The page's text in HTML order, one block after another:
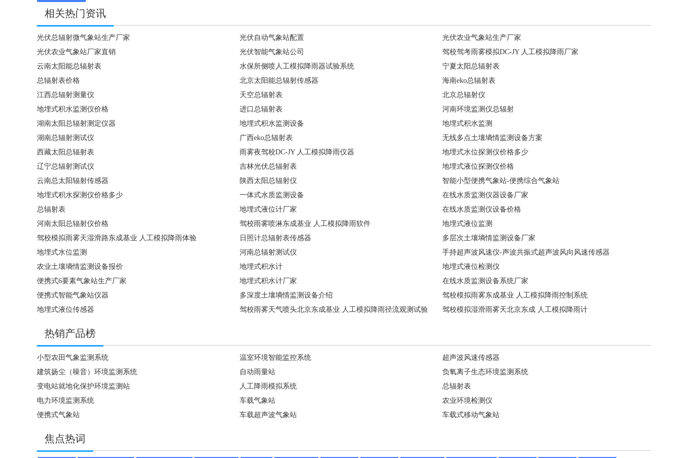
相关热门资讯
光伏总辐射微气象站生产厂家 光伏自动气象站配置
光伏农业气象站生产厂家
光伏农业气象站厂家直销
光伏智能气象站公司
驾校驾考雨雾模拟DC-JY 人工模拟降雨厂家
云南太阳能总辐射表
水保所侧喷人工模拟降雨器试验系统
宁夏太阳总辐射表
总辐射表价格
北京太阳能总辐射传感器
海南eko总辐射表
江西总辐射测量仪
天空总辐射表
北京总辐射仪
地埋式积水监测仪价格
进口总辐射表
河南环境监测仪总辐射
湖南太阳总辐射测定仪器
地埋式积水监测设备
地埋式积水监测
湖南总辐射测试仪
广西eko总辐射表
无线多点土壤墒情监测设备方案
西藏太阳总辐射表
雨雾夜驾校DC-JY 人工模拟降雨仪器
地埋式水位探测仪价格多少
辽宁总辐射测试仪
吉林光伏总辐射表
地埋式液位探测仪价格
云南总太阳辐射传感器
陕西太阳总辐射仪
智能小型便携气象站-便携综合气象站
地埋式积水探测仪价格多少
一体式水质监测设备
在线水质监测仪器设备厂家
总辐射表
地埋式液位计厂家
在线水质监测仪设备价格
河南太阳总辐射仪价格
驾校雨雾喷淋东成基业 人工模拟降雨软件
地埋式液位监测
驾校模拟雨雾天湿滑路东成基业 人工模拟降雨体验
日照计总辐射表传感器
多层次土壤墒情监测设备厂家
地埋式水位监测
河南总辐射测试仪
手持超声波风速仪-声波共振式超声波风向风速传感器
农业土壤墒情监测设备报价
地埋式积水计
地埋式液位检测仪
便携式6要素气象站生产厂家
地埋式积水计厂家
在线水质监测设备系统厂家
便携式智能气象站仪器
多深度土壤墒情监测设备介绍
驾校模拟雨雾东成基业 人工模拟降雨控制系统
地埋式液位传感器
驾校雨雾天气喷头北京东成基业 人工模拟降雨径流观测试验 驾校模拟湿滑雨雾天北京东成 人工模拟降雨计
热销产品榜
小型农田气象监测系统 温室环境智能监控系统
超声波风速传感器
建筑扬尘（噪音）环境监测系统
自动雨量站
负氧离子生态环境监测系统
变电站就地化保护环境监测站
人工降雨模拟系统
总辐射表
电力环境监测系统
车载气象站
农业环境检测仪
便携式气象站
车载超声波气象站 车载式移动气象站
焦点热词